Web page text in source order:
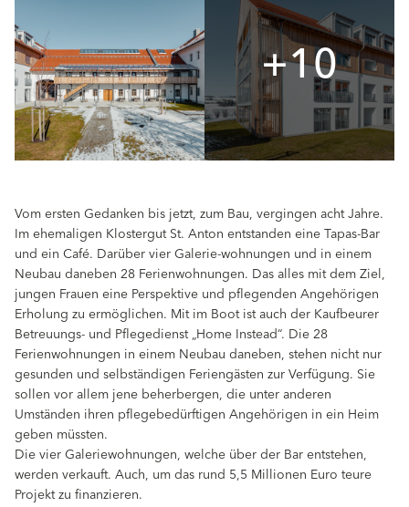
+10
Vom ersten Gedanken bis jetzt, zum Bau, vergingen acht Jahre.
Im ehemaligen Klostergut St. Anton entstanden eine Tapas-Bar
und ein Café. Darüber vier Galerie-wohnungen und in einem
Neubau daneben 28 Ferienwohnungen. Das alles mit dem Ziel,
jungen Frauen eine Perspektive und pflegenden Angehörigen
Erholung zu ermöglichen. Mit im Boot ist auch der Kaufbeurer
Betreuungs- und Pflegedienst „Home Instead“. Die 28
Ferienwohnungen in einem Neubau daneben, stehen nicht nur
gesunden und selbständigen Feriengästen zur Verfügung. Sie
sollen vor allem jene beherbergen, die unter anderen
Umständen ihren pflegebedürftigen Angehörigen in ein Heim
geben müssten.
Die vier Galeriewohnungen, welche über der Bar entstehen,
werden verkauft. Auch, um das rund 5,5 Millionen Euro teure
Projekt zu finanzieren.